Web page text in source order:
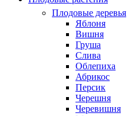
Плодовые деревья
Яблоня
Вишня
Груша
Слива
Облепиха
Абрикос
Персик
Черешня
Черевишня